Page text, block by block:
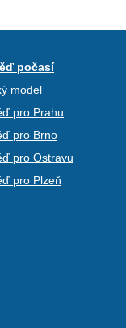
počasí
model
pro Prahu
pro Brno
pro Ostravu
pro Plzeň